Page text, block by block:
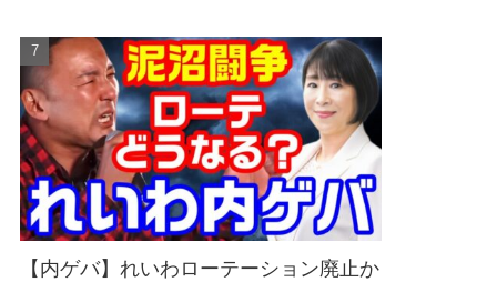
【内ゲバ】れいわローテーション廃止か